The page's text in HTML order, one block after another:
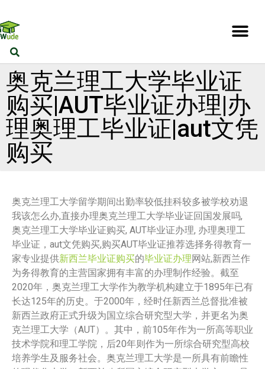
奥克兰理工大学毕业证
购买|AUT毕业证办理|办
理奥理工毕业证|aut文凭
购买
奥克兰理工大学留学期间出勤率较低挂科较多被学校劝退
我该怎么办,直接办理奥克兰理工大学毕业证回国发展吗,
奥克兰理工大学毕业证购买, AUT毕业证办理, 办理奥理工
毕业证，aut文凭购买,购买AUT毕业证推荐选择务得教育一
家专业提供新西兰毕业证购买的毕业证办理网站,新西兰作
为务得教育的主营国家拥有丰富的办理制作经验。截至
2020年，奥克兰理工大学作为教学机构建立于1895年已有
长达125年的历史。于2000年，经时任新西兰总督批准被
新西兰政府正式升级为国立综合研究型大学，并更名为奥
克兰理工大学（AUT）。其中，前105年作为一所高等职业
技术学院和理工学院，后20年则作为一所综合研究型高校
培养学生及服务社会。奥克兰理工大学是一所具有前瞻性